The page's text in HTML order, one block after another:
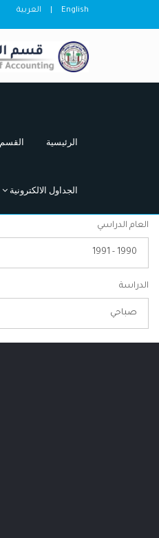
English العربية
الرئيسية القسم
الجداول الالكترونية
العام الدراسي
الدراسة